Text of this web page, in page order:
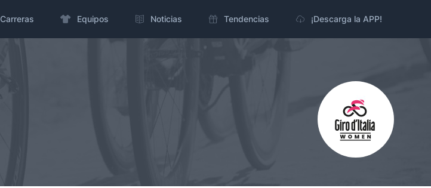
Carreras Equipos Noticias Tendencias ¡Descarga la APP!